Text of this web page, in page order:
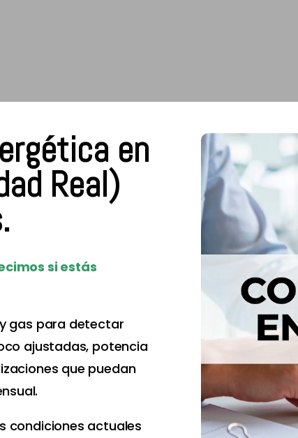
en
Real)
si estás
gas para detectar
ajustadas, potencia
que puedan
condiciones actuales